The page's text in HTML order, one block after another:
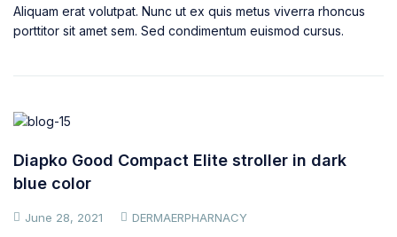
Aliquam erat volutpat. Nunc ut ex quis metus viverra rhoncus
porttitor sit amet sem. Sed condimentum euismod cursus.
Diapko Good Compact Elite stroller in dark
blue color
June 28, 2021 DERMAERPHARNACY